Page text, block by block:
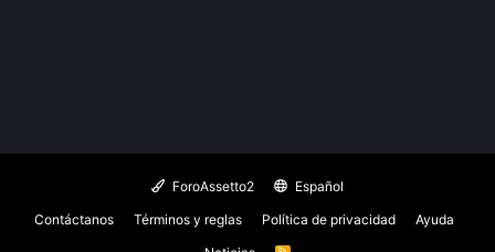
ForoAssetto2
Español
Contáctanos
Términos y reglas Política de privacidad
Ayuda